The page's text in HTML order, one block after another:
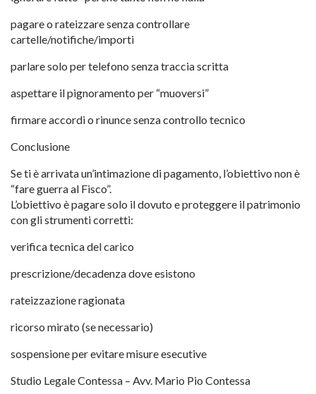
pagare o rateizzare senza controllare
cartelle/notifiche/importi
parlare solo per telefono senza traccia scritta
aspettare il pignoramento per “muoversi”
firmare accordi o rinunce senza controllo tecnico
Conclusione
Se ti è arrivata un’intimazione di pagamento, l’obiettivo non è
“fare guerra al Fisco”.
L’obiettivo è pagare solo il dovuto e proteggere il patrimonio
con gli strumenti corretti:
verifica tecnica del carico
prescrizione/decadenza dove esistono
rateizzazione ragionata
ricorso mirato (se necessario)
sospensione per evitare misure esecutive
Studio Legale Contessa – Avv. Mario Pio Contessa